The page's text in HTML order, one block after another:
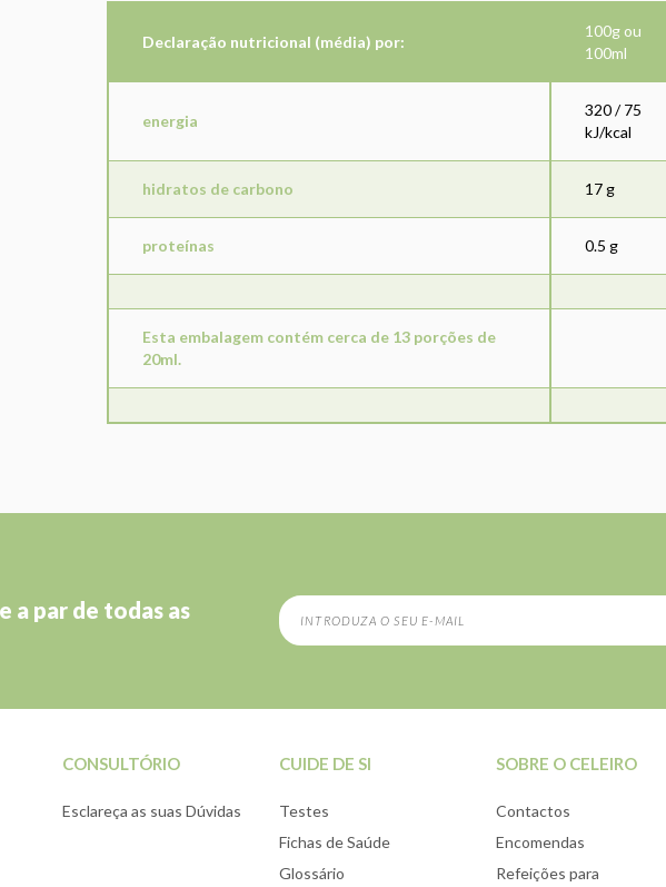
Declaração nutricional (média) por:
100g ou
100ml
energia
320 / 75
kJ/kcal
hidratos de carbono 17 g
proteínas 0.5 g
Esta embalagem contém cerca de 13 porções de
20ml.
a par de todas as
CONSULTÓRIO
Esclareça as suas Dúvidas
CUIDE DE SI
Testes
Fichas de Saúde
Glossário
SOBRE O CELEIRO
Contactos
Encomendas
Refeições para